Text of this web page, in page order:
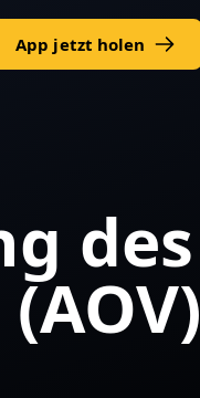
App jetzt holen
des